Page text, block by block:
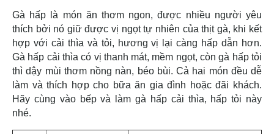
Gà hấp là món ăn thơm ngon, được nhiều người yêu
thích bởi nó giữ được vị ngọt tự nhiên của thịt gà, khi kết
hợp với cải thìa và tỏi, hương vị lại càng hấp dẫn hơn.
Gà hấp cải thìa có vị thanh mát, mềm ngọt, còn gà hấp tỏi
thì dậy mùi thơm nồng nàn, béo bùi. Cả hai món đều dễ
làm và thích hợp cho bữa ăn gia đình hoặc đãi khách.
Hãy cùng vào bếp và làm gà hấp cải thìa, hấp tỏi này
nhé.